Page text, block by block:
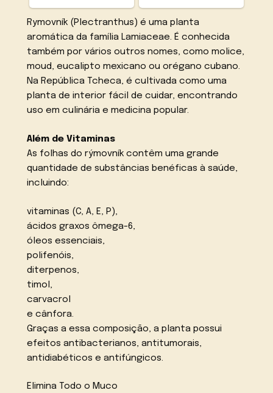
Rymovník (Plectranthus) é uma planta
aromática da família Lamiaceae. É conhecida
também por vários outros nomes, como molice,
moud, eucalipto mexicano ou orégano cubano.
Na República Tcheca, é cultivada como uma
planta de interior fácil de cuidar, encontrando
uso em culinária e medicina popular.
Além de Vitaminas
As folhas do rýmovník contêm uma grande
quantidade de substâncias benéficas à saúde,
incluindo:
vitaminas (C, A, E, P),
ácidos graxos ômega-6,
óleos essenciais,
polifenóis,
diterpenos,
timol,
carvacrol
e cânfora.
Graças a essa composição, a planta possui
efeitos antibacterianos, antitumorais,
antidiabéticos e antifúngicos.
Elimina Todo o Muco